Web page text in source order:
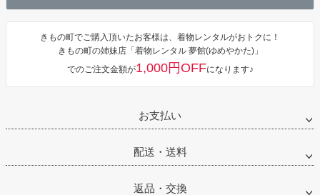
きもの町でご購入頂いたお客様は、着物レンタルがおトクに！
きもの町の姉妹店「着物レンタル 夢館(ゆめやかた)」
でのご注文金額が1,000円OFFになります♪
お支払い
配送・送料
返品・交換